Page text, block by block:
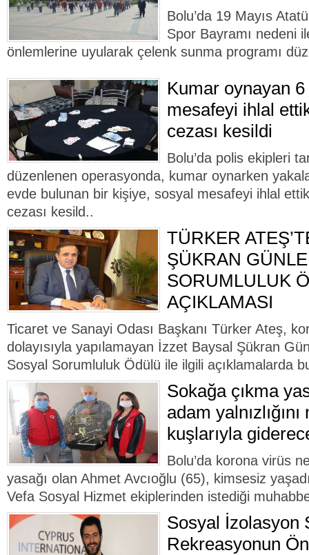
Bolu’da 19 Mayıs
Spor Bayramı nedeni
önlemlerine uyularak çelenk sunma programı
Kumar oynayan
mesafeyi ihlal
cezası kesildi
Bolu’da polis ekipleri
düzenlenen operasyonda, kumar oynarken
evde bulunan bir kişiye, sosyal mesafeyi ihlal
cezası kesild..
TÜRKER
ŞÜKRAN
SORUMLULUK
AÇIKLAMASI
Ticaret ve Sanayi Odası Başkanı Türker Ateş,
dolayısıyla yapılamayan İzzet Baysal Şükran
Sosyal Sorumluluk Ödülü ile ilgili açıklamalarda
Sokağa çıkma
adam
kuşlarıyla
Bolu’da korona virüs
yasağı olan Ahmet Avcıoğlu (65), kimsesiz
Vefa Sosyal Hizmet ekiplerinden istediği
Sosyal İzolasyon
Rekreasyonun